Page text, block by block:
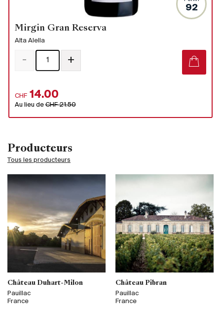
Producteurs
Tous les producteurs
Château Duhart-Milon
Pauillac
France
Château Pibran
Pauillac
France
92
Mirgin Gran Reserva
Alta Alella
CHF 14.00
Au lieu deCHF 21.50
- +